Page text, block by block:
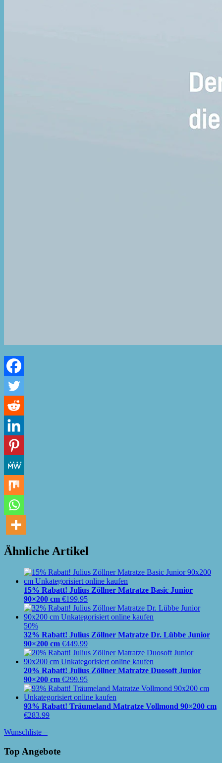
Ähnliche Artikel
15% Rabatt! Julius Zöllner Matratze Basic Junior
90×200 cm €199.95
50%
32% Rabatt! Julius Zöllner Matratze Dr. Lübbe Junior
90×200 cm €449.99
20% Rabatt! Julius Zöllner Matratze Duosoft Junior
90×200 cm €299.95
93% Rabatt! Träumeland Matratze Vollmond 90×200 cm
€283.99
Wunschliste –
Top Angebote